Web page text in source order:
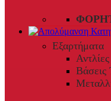
Εξαρτήματα
Αντλίες
Βάσεις